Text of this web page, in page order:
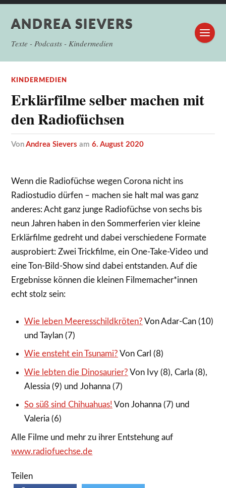
ANDREA SIEVERS
Texte - Podcasts - Kindermedien
KINDERMEDIEN
Erklärfilme selber machen mit
den Radiofüchsen
vonAndrea Sievers am6. August 2020
Wenn die Radiofüchse wegen Corona nicht ins
Radiostudio dürfen – machen sie halt mal was ganz
anderes: Acht ganz junge Radiofüchse von sechs bis
neun Jahren haben in den Sommerferien vier kleine
Erklärfilme gedreht und dabei verschiedene Formate
ausprobiert: Zwei Trickfilme, ein One-Take-Video und
eine Ton-Bild-Show sind dabei entstanden. Auf die
Ergebnisse können die kleinen Filmemacher*innen
echt stolz sein:
Wie leben Meeresschildkröten? Von Adar-Can (10)
und Taylan (7)
Wie ensteht ein Tsunami? Von Carl (8)
Wie lebten die Dinosaurier? Von Ivy (8), Carla (8),
Alessia (9) und Johanna (7)
So süß sind Chihuahuas! Von Johanna (7) und
Valeria (6)
Alle Filme und mehr zu ihrer Entstehung auf
www.radiofuechse.de
Teilen